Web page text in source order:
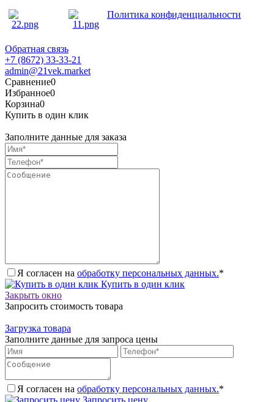
Политика конфиденциальности
Обратная связь
+7 (8672) 33-33-21
admin@21vek.market
Сравнение0
Избранное0
Корзина0
Купить в один клик
Заполните данные для заказа
Я согласен на обработку персональных данных.*
Купить в один клик
Закрыть окно
Запросить стоимость товара
Загрузка товара
Заполните данные для запроса цены
Я согласен на обработку персональных данных.*